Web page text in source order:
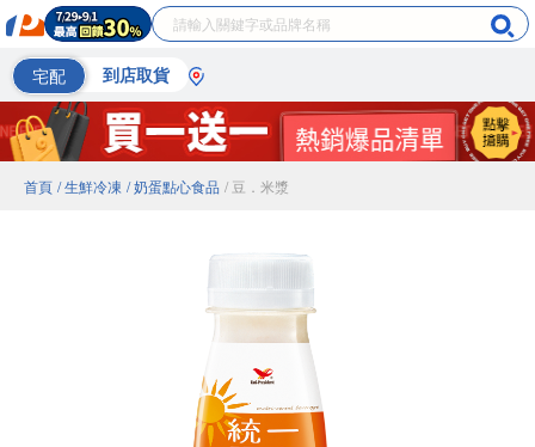
宅配 到店取貨
首頁 / 生鮮冷凍 / 奶蛋點心食品 / 豆．米漿